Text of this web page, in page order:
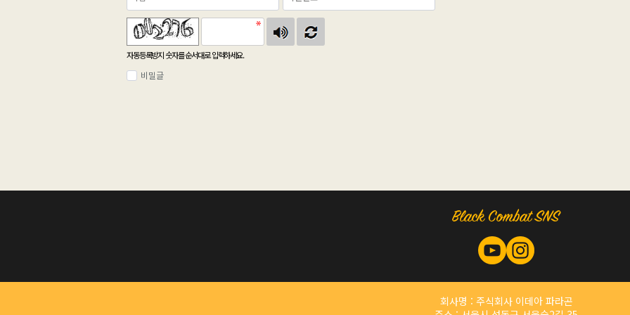
자동등록방지 숫자를 순서대로 입력하세요.
비밀글
회사명 : 주식회사 이데아 파라곤